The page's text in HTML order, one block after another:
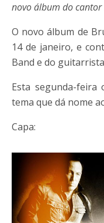
novo álbum do
O novo álbum de
14 de janeiro, e
Band e do
Esta segunda-feira
tema que dá nome
Capa: